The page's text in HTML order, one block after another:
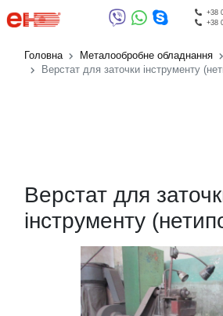
+38
+38
Головна Металообробне обладнання
Верстат для заточки інструменту
Верстат для
інструменту